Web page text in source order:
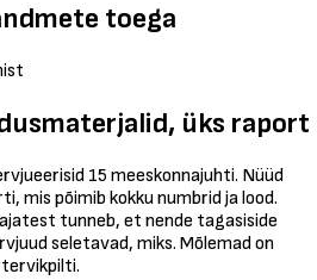
toega
üks raport
15 meeskonnajuhti. Nüüd
mis põimib kokku numbrid ja lood.
tunneb, et nende tagasiside
seletavad, miks. Mõlemad on
tervikpilti.